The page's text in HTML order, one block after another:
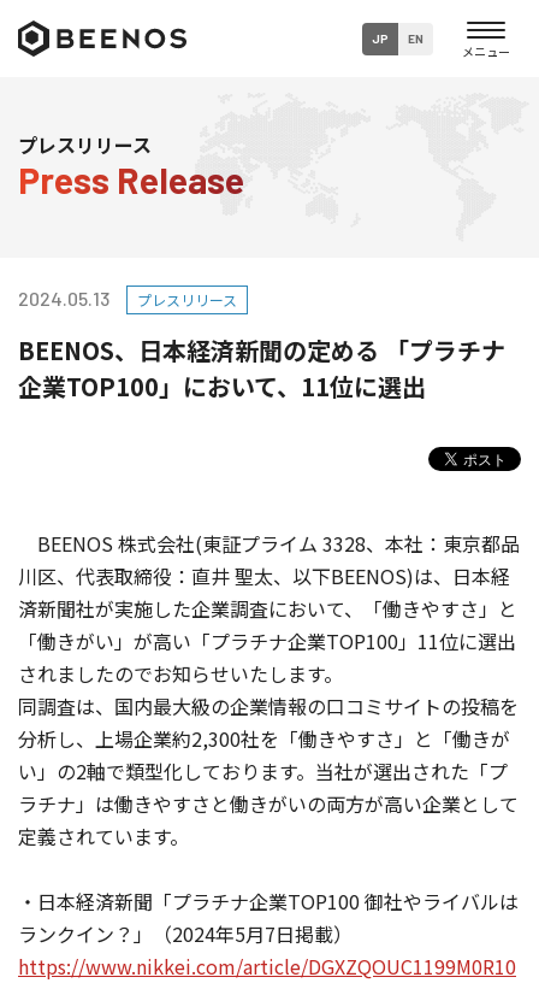
JP EN
ニュース
サステナビリティ
採用情報
プレスリリース
Press Release
2024.05.13 プレスリリース
BEENOS、日本経済新聞の定める 「プラチナ
企業TOP100」において、11位に選出
BEENOS 株式会社(東証プライム 3328、本社：東京都品
川区、代表取締役：直井 聖太、以下BEENOS)は、日本経
済新聞社が実施した企業調査において、「働きやすさ」と
「働きがい」が高い「プラチナ企業TOP100」11位に選出
されましたのでお知らせいたします。
同調査は、国内最大級の企業情報の口コミサイトの投稿を
分析し、上場企業約2,300社を「働きやすさ」と「働きが
い」の2軸で類型化しております。当社が選出された「プ
ラチナ」は働きやすさと働きがいの両方が高い企業として
定義されています。
・日本経済新聞「プラチナ企業TOP100 御社やライバルは
ランクイン？」（2024年5月7日掲載）
https://www.nikkei.com/article/DGXZQOUC1199M0R10